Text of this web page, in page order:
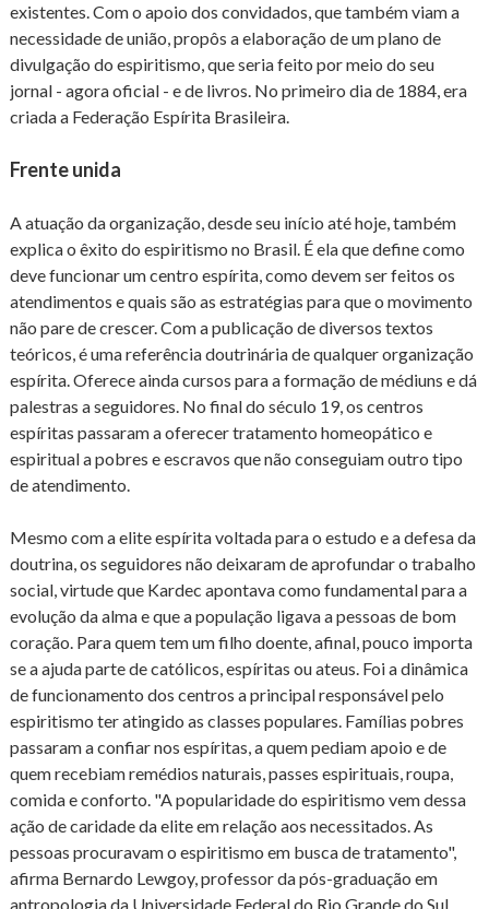
existentes. Com o apoio dos convidados, que também viam a
necessidade de união, propôs a elaboração de um plano de
divulgação do espiritismo, que seria feito por meio do seu
jornal - agora oficial - e de livros. No primeiro dia de 1884, era
criada a Federação Espírita Brasileira.
Frente unida
A atuação da organização, desde seu início até hoje, também
explica o êxito do espiritismo no Brasil. É ela que define como
deve funcionar um centro espírita, como devem ser feitos os
atendimentos e quais são as estratégias para que o movimento
não pare de crescer. Com a publicação de diversos textos
teóricos, é uma referência doutrinária de qualquer organização
espírita. Oferece ainda cursos para a formação de médiuns e dá
palestras a seguidores. No final do século 19, os centros
espíritas passaram a oferecer tratamento homeopático e
espiritual a pobres e escravos que não conseguiam outro tipo
de atendimento.
Mesmo com a elite espírita voltada para o estudo e a defesa da
doutrina, os seguidores não deixaram de aprofundar o trabalho
social, virtude que Kardec apontava como fundamental para a
evolução da alma e que a população ligava a pessoas de bom
coração. Para quem tem um filho doente, afinal, pouco importa
se a ajuda parte de católicos, espíritas ou ateus. Foi a dinâmica
de funcionamento dos centros a principal responsável pelo
espiritismo ter atingido as classes populares. Famílias pobres
passaram a confiar nos espíritas, a quem pediam apoio e de
quem recebiam remédios naturais, passes espirituais, roupa,
comida e conforto. "A popularidade do espiritismo vem dessa
ação de caridade da elite em relação aos necessitados. As
pessoas procuravam o espiritismo em busca de tratamento",
afirma Bernardo Lewgoy, professor da pós-graduação em
antropologia da Universidade Federal do Rio Grande do Sul